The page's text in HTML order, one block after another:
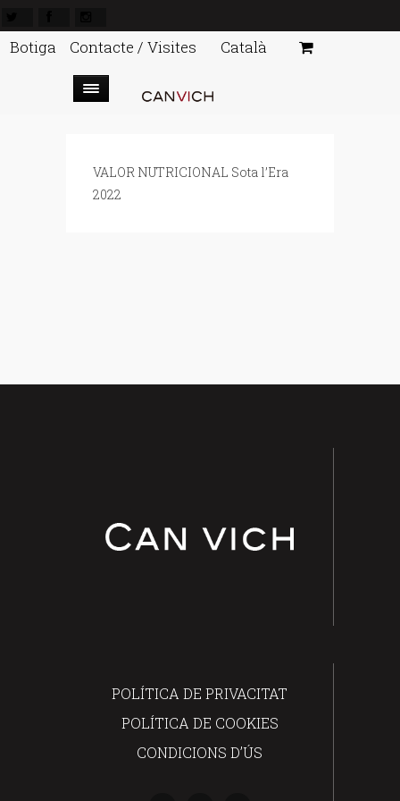
Botiga Contacte / Visites Català
VALOR NUTRICIONAL Sota l’Era
2022
POLÍTICA DE PRIVACITAT
POLÍTICA DE COOKIES
CONDICIONS D’ÚS